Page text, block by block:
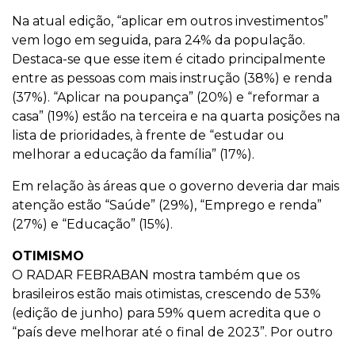
Na atual edição, “aplicar em outros investimentos”
vem logo em seguida, para 24% da população.
Destaca-se que esse item é citado principalmente
entre as pessoas com mais instrução (38%) e renda
(37%). “Aplicar na poupança” (20%) e “reformar a
casa” (19%) estão na terceira e na quarta posições na
lista de prioridades, à frente de “estudar ou
melhorar a educação da família” (17%).
Em relação às áreas que o governo deveria dar mais
atenção estão “Saúde” (29%), “Emprego e renda”
(27%) e “Educação” (15%).
OTIMISMO
O RADAR FEBRABAN mostra também que os
brasileiros estão mais otimistas, crescendo de 53%
(edição de junho) para 59% quem acredita que o
“país deve melhorar até o final de 2023”. Por outro